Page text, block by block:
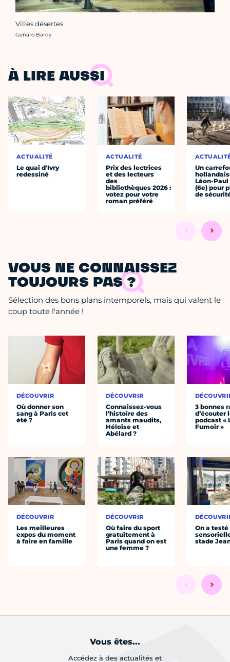
Villes désertes
Crédit photo :
Genaro Bardy
À LIRE AUSSI
ACTUALITÉ
Le quai d'Ivry
redessiné
ACTUALITÉ
Prix des lectrices
et des lecteurs
des
bibliothèques 2026 :
votez pour votre
roman préféré
Un
Léon-Paul
(6e) pour
de
VOUS NE CONNAISSEZ
TOUJOURS PAS ?
Sélection des bons plans intemporels, mais qui valent le
coup toute l'année !
DÉCOUVRIR
Où donner son
sang à Paris cet
été ?
DÉCOUVRIR
Les meilleures
expos du moment
à faire en famille
DÉCOUVRIR
Connaissez-vous
l’histoire des
amants maudits,
Héloïse et
Abélard ?
DÉCOUVRIR
Où faire du sport
gratuitement à
Paris quand on est
une femme ?
3 bonnes
d’écouter
podcast «
Fumoir »
On a
stade
Vous êtes...
Accédez à des actualités et